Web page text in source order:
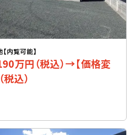
内覧可能】
万円（税込）→【価格変
込）